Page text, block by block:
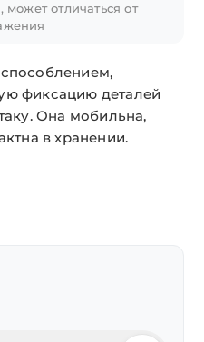
отличаться от
фиксацию деталей
Она мобильна,
в хранении.